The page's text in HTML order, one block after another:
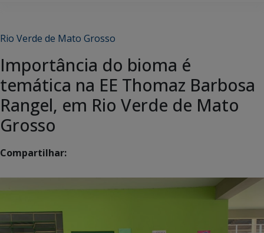
Rio Verde de Mato Grosso
Importância do bioma é
temática na EE Thomaz Barbosa
Rangel, em Rio Verde de Mato
Grosso
Compartilhar: